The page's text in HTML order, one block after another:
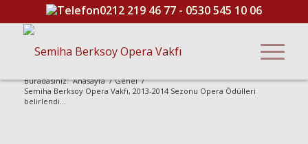
0212 219 46 77- 0530 545 10 06
Buradasınız: Anasayfa / Genel /
Semiha Berksoy Opera Vakfı, 2013-2014 Sezonu Opera Ödülleri
belirlendi...